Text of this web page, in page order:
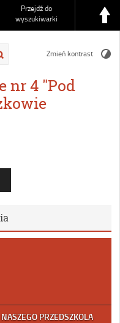
Przejdź do
wyszukiwarki
nr 4 "Pod
Zmień kontrast
PRZEDSZKOLA